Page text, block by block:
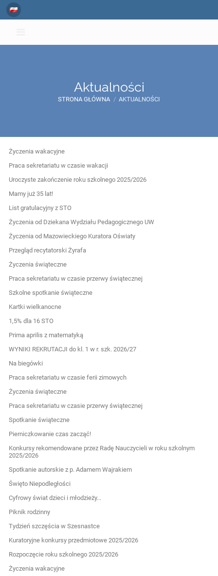
Aktualności
STRONA GŁÓWNA / AKTUALNOŚCI
Aktualności
Życzenia wakacyjne
Praca sekretariatu w czasie wakacji
Uroczyste zakończenie roku szkolnego 2025/2026
Mamy już 35 lat!
List gratulacyjny z STO
Życzenia od Dziekana Wydziału Pedagogicznego UW
Życzenia od Mazowieckiego Kuratora Oświaty
Przegląd recytatorski Żyrafa
Życzenia świąteczne
Praca sekretariatu w czasie przerwy świątecznej
Szkolne spotkanie świąteczne
Kartki wielkanocne
1,5% dla 16 STO
Prima aprilis z matematyką
WYNIKI REKRUTACJI do kl. 1 w r. szk. 2026/27
Na biegówki
Praca sekretariatu w czasie ferii zimowych
Życzenia świąteczne
Praca sekretariatu w czasie przerwy świątecznej
Spotkanie świąteczne
Pierniczkowanie czas zacząć!
Konkursy rekomendowane przez Radę Nauczycieli w roku szkolnym
2025/2026
Spotkanie autorskie z p. Adamem Wajrakiem
Święto Niepodległości
Cyfrowy świat dzieci i młodzieży...
Piknik rodzinny
Tydzień szczęścia w Szesnastce
Kuratoryjne konkursy przedmiotowe 2025/2026
Rozpoczęcie roku szkolnego 2025/2026
Życzenia wakacyjne